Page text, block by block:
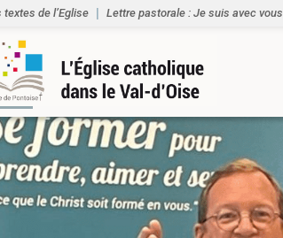
de l’Eglise Lettre pastorale : Je suis avec vous